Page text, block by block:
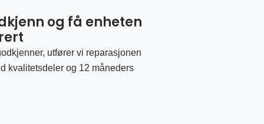
og få enheten
utfører vi reparasjonen
kvalitetsdeler og 12 måneders